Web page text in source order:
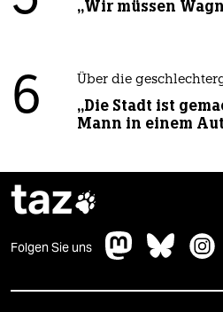
„Wir müssen
6 Über die
„Die Stadt ist
Mann in einem
taz
Folgen Sie uns